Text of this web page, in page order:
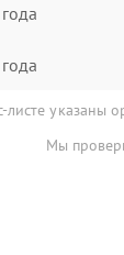
указаны
Мы